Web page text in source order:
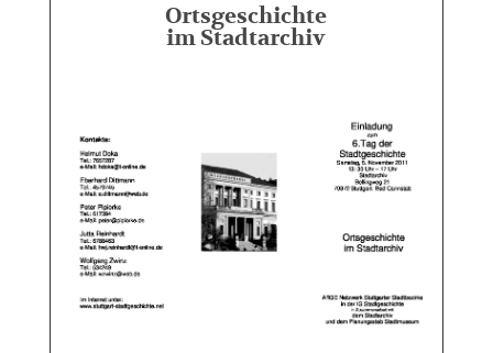
Ortsgeschichte
im Stadtarchiv